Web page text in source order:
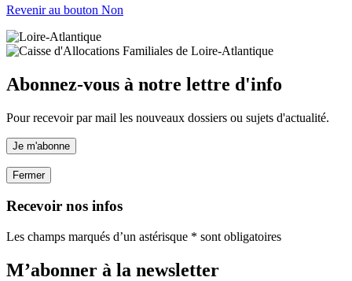
Revenir au bouton Non
Abonnez-vous à notre lettre d'info
Pour recevoir par mail les nouveaux dossiers ou sujets d'actualité.
Je m'abonne
Fermer
Recevoir nos infos
Les champs marqués d’un astérisque * sont obligatoires
M’abonner à la newsletter